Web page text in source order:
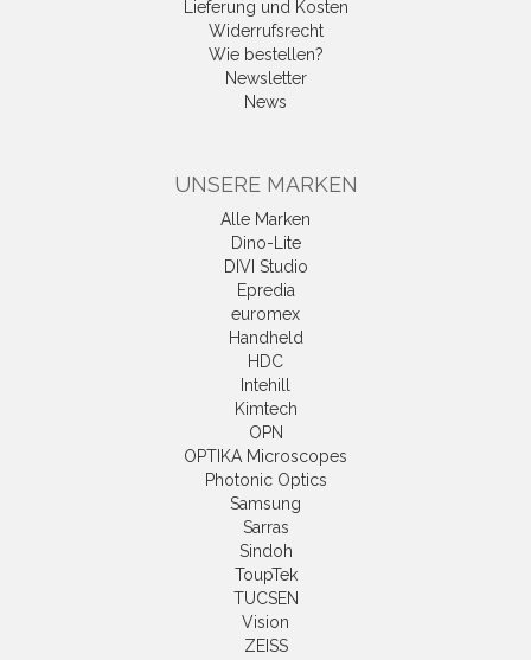
Lieferung und Kosten
Widerrufsrecht
Wie bestellen?
Newsletter
News
UNSERE MARKEN
Alle Marken
Dino-Lite
DIVI Studio
Epredia
euromex
Handheld
HDC
Intehill
Kimtech
OPN
OPTIKA Microscopes
Photonic Optics
Samsung
Sarras
Sindoh
ToupTek
TUCSEN
Vision
ZEISS